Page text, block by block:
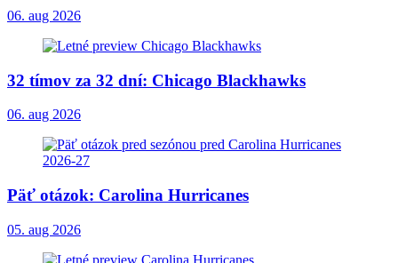
06. aug 2026
32 tímov za 32 dní: Chicago Blackhawks
06. aug 2026
Päť otázok: Carolina Hurricanes
05. aug 2026